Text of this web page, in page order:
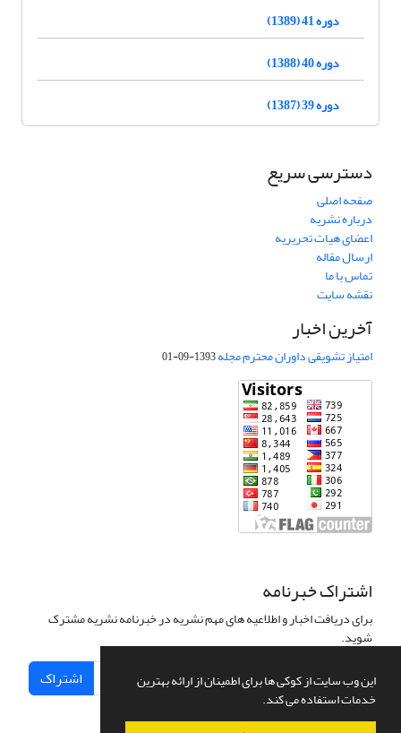
این وب سایت از کوکی ها برای اطمینان از ارائه بهترین
خدمات استفاده می کند.
دوره 41 (1389)
دوره 40 (1388)
دوره 39 (1387)
دسترسی سریع
صفحه اصلی
درباره نشریه
اعضای هیات تحریریه
ارسال مقاله
تماس با ما
نقشه سایت
آخرین اخبار
امتیاز تشویقی داوران محترم مجله1393-09-01
اشتراک خبرنامه
برای دریافت اخبار و اطلاعیه های مهم نشریه در خبرنامه نشریه مشترک
شوید.
اشتراک